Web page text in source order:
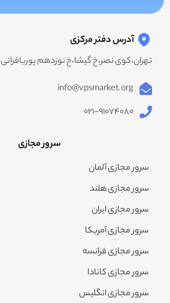
آدرس دفتر مرکزی
تهران،کوی نصر،خ گیشا،خ نوزدهم پوربافرانی
info@vpsmarket.org
۰۲۱-۹۱۰۷۴۰۸۰
سرور مجازی
سرور مجازی آلمان
سرور مجازی هلند
سرور مجازی ایران
سرور مجازی آمریکا
سرور مجازی فرانسه
سرور مجازی کانادا
سرور مجازی انگلیس